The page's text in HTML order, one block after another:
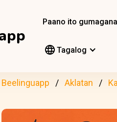
Paano ito gumagana
Tagalog
Beelinguapp Aklatan